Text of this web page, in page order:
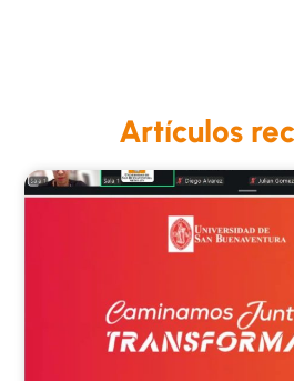
Artículos